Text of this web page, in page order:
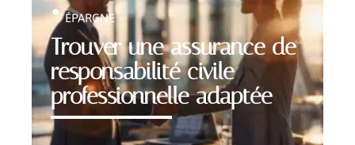
Trouver une assurance de
responsabilité civile
professionnelle adaptée
ÉPARGNE